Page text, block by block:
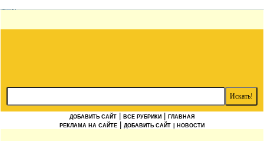
ДОБАВИТЬ САЙТ ВСЕ РУБРИКИ
ГЛАВНАЯ
РЕКЛАМА НА САЙТЕ
ДОБАВИТЬ САЙТ | НОВОСТИ